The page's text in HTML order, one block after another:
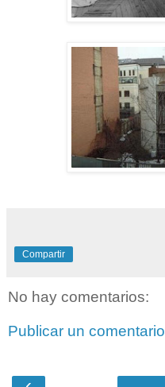
Compartir
No hay comentarios:
Publicar un comentario